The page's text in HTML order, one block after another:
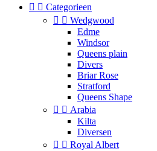
  Categorieen
  Wedgwood
Edme
Windsor
Queens plain
Divers
Briar Rose
Stratford
Queens Shape
  Arabia
Kilta
Diversen
  Royal Albert